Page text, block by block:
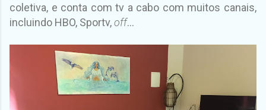
coletiva, e conta com tv a cabo com muitos canais,
incluindo HBO, Sportv,off...